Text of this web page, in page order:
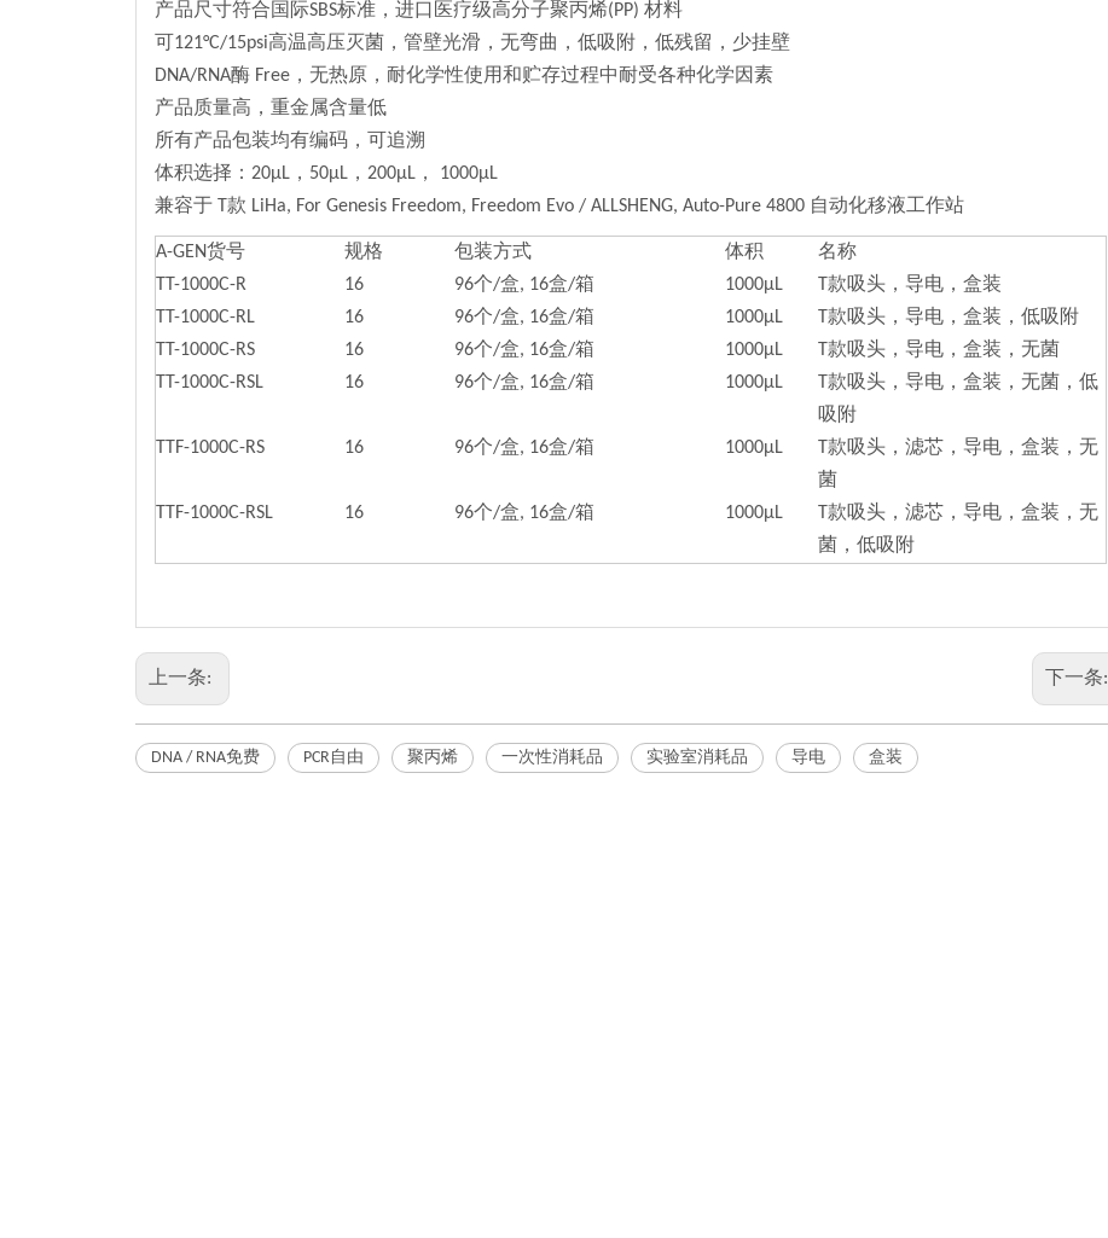
产品尺寸符合国际SBS标准，进口医疗级高分子聚丙烯(PP) 材料
可121°C/15psi高温高压灭菌，管壁光滑，无弯曲，低吸附，低残留，少挂壁
DNA/RNA酶 Free，无热原，耐化学性使用和贮存过程中耐受各种化学因素
产品质量高，重金属含量低
所有产品包装均有编码，可追溯
体积选择：20µL，50µL，200µL， 1000µL
兼容于 T款 LiHa, For Genesis Freedom, Freedom Evo / ALLSHENG, Auto-Pure 4800 自动化移液工作站
A-GEN货号 规格 包装方式 体积
名称
TT-1000C-R
16 96个/盒, 16盒/箱 1000μL
T款吸头，导电，盒装
TT-1000C-RL
16 96个/盒, 16盒/箱 1000μL
T款吸头，导电，盒装，低吸附
TT-1000C-RS
16 96个/盒, 16盒/箱 1000μL
T款吸头，导电，盒装，无菌
TT-1000C-RSL
16 96个/盒, 16盒/箱 1000μL
T款吸头，导电，盒装，无菌，低
吸附
TTF-1000C-RS
16 96个/盒, 16盒/箱 1000μL
T款吸头，滤芯，导电，盒装，无
菌
TTF-1000C-RSL
16 96个/盒, 16盒/箱 1000μL
T款吸头，滤芯，导电，盒装，无
菌，低吸附
上一条: 下一条:
DNA / RNA免费 PCR自由 聚丙烯 一次性消耗品 实验室消耗品 导电 盒装